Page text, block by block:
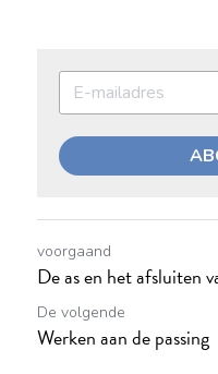
voorgaand
De as en het afsluiten
De volgende
Werken aan de passing